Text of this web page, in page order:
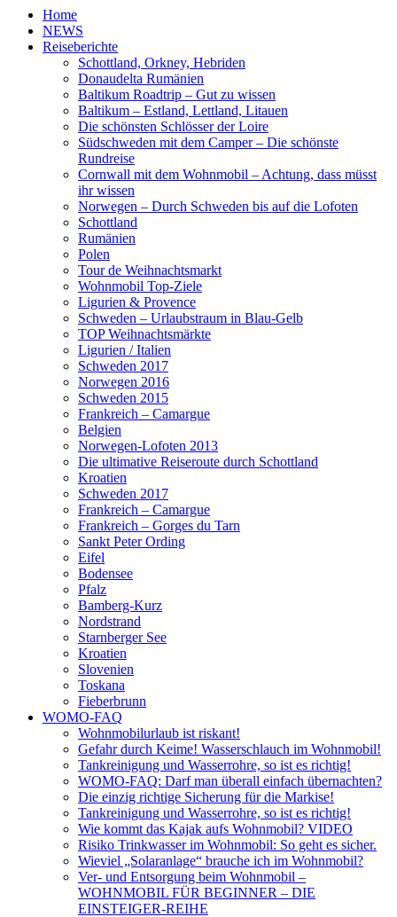
Home
NEWS
Reiseberichte
Schottland, Orkney, Hebriden
Donaudelta Rumänien
Baltikum Roadtrip – Gut zu wissen
Baltikum – Estland, Lettland, Litauen
Die schönsten Schlösser der Loire
Südschweden mit dem Camper – Die schönste
Rundreise
Cornwall mit dem Wohnmobil – Achtung, dass müsst
ihr wissen
Norwegen – Durch Schweden bis auf die Lofoten
Schottland
Rumänien
Polen
Tour de Weihnachtsmarkt
Wohnmobil Top-Ziele
Ligurien & Provence
Schweden – Urlaubstraum in Blau-Gelb
TOP Weihnachtsmärkte
Ligurien / Italien
Schweden 2017
Norwegen 2016
Schweden 2015
Frankreich – Camargue
Belgien
Norwegen-Lofoten 2013
Die ultimative Reiseroute durch Schottland
Kroatien
Schweden 2017
Frankreich – Camargue
Frankreich – Gorges du Tarn
Sankt Peter Ording
Eifel
Bodensee
Pfalz
Bamberg-Kurz
Nordstrand
Starnberger See
Kroatien
Slovenien
Toskana
Fieberbrunn
WOMO-FAQ
Wohnmobilurlaub ist riskant!
Gefahr durch Keime! Wasserschlauch im Wohnmobil!
Tankreinigung und Wasserrohre, so ist es richtig!
WOMO-FAQ: Darf man überall einfach übernachten?
Die einzig richtige Sicherung für die Markise!
Tankreinigung und Wasserrohre, so ist es richtig!
Wie kommt das Kajak aufs Wohnmobil? VIDEO
Risiko Trinkwasser im Wohnmobil: So geht es sicher.
Wieviel „Solaranlage“ brauche ich im Wohnmobil?
Ver- und Entsorgung beim Wohnmobil –
WOHNMOBIL FÜR BEGINNER – DIE
EINSTEIGER-REIHE